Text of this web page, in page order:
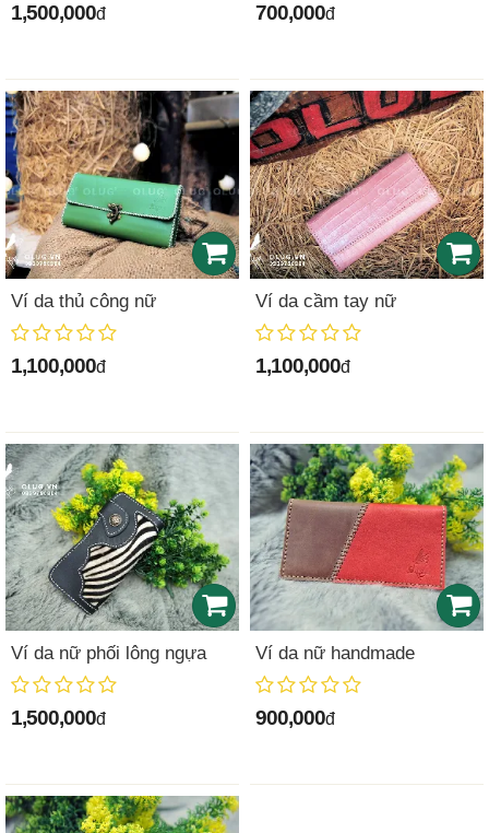
1,500,000đ 700,000đ
Ví da thủ công nữ
1,100,000đ
Ví da cầm tay nữ
1,100,000đ
Ví da nữ phối lông ngựa
1,500,000đ
Ví da nữ handmade
900,000đ